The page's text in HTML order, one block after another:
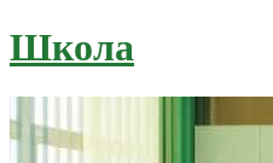
Школа